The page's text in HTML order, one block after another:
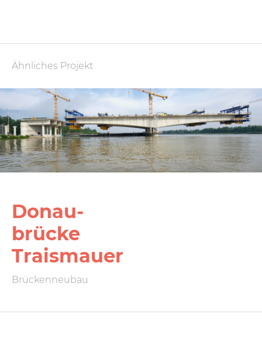
Ähnliches Projekt
Donau­
brücke
Traismauer
Brückenneubau